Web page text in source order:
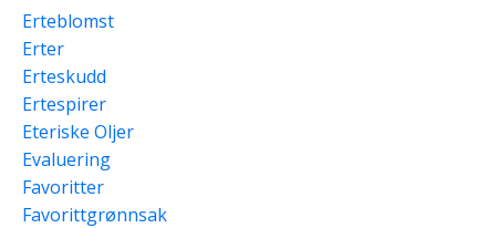
Erteblomst
Erter
Erteskudd
Ertespirer
Eteriske Oljer
Evaluering
Favoritter
Favorittgrønnsak